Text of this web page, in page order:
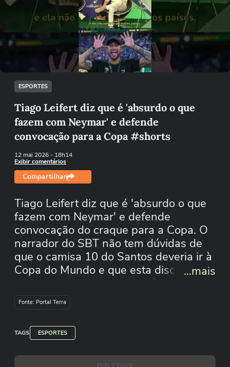
Não foi possível reproduzir o vídeo
Tentar novamente
ESPORTES
Tiago Leifert diz que é 'absurdo o que
fazem com Neymar' e defende
convocação para a Copa #shorts
12 mai 2026- 18h14
Exibir comentários
Compartilhar
Tiago Leifert diz que é 'absurdo o que
fazem com Neymar' e defende
convocação do craque para a Copa. O
narrador do SBT não tem dúvidas de
que o camisa 10 do Santos deveria ir à
Copa do Mundo e que esta discussão
não ocorreria em outros países. "Para
mim, ele tem que ser convocado na
dele, eu não gosto que falem da minha,
então não vou falar da dele", disse
#terranoticiasshorts #terraesportes
...mais
Fonte: Portal Terra
TAGS ESPORTES